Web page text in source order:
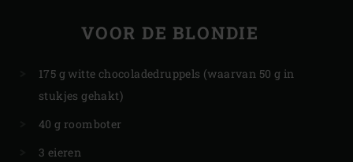
VOOR DE BLONDIE
175 g witte chocoladedruppels (waarvan 50 g in
stukjes gehakt)
40 g roomboter
3 eieren